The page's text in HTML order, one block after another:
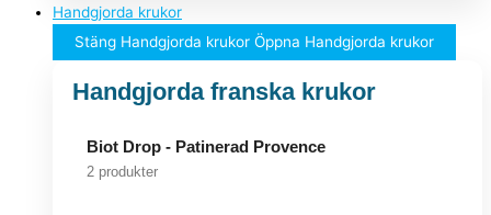
Handgjorda krukor
Stäng Handgjorda krukor Öppna Handgjorda krukor
Handgjorda franska krukor
Biot Drop - Patinerad Provence
2 produkter